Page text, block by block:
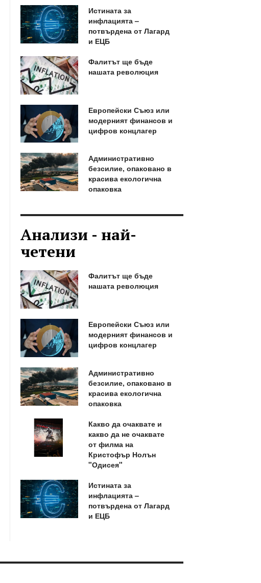
Истината за
инфлацията –
потвърдена от Лагард
и ЕЦБ
Фалитът ще бъде
нашата революция
Европейски Съюз или
модерният финансов и
цифров концлагер
Административно
безсилие, опаковано в
красива екологична
опаковка
Анализи - най-
четени
Фалитът ще бъде
нашата революция
Европейски Съюз или
модерният финансов и
цифров концлагер
Административно
безсилие, опаковано в
красива екологична
опаковка
Какво да очаквате и
какво да не очаквате
от филма на
Кристофър Нолън
"Одисея"
Истината за
инфлацията –
потвърдена от Лагард
и ЕЦБ